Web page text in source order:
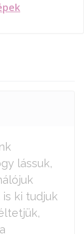
lássuk,
ki tudjuk